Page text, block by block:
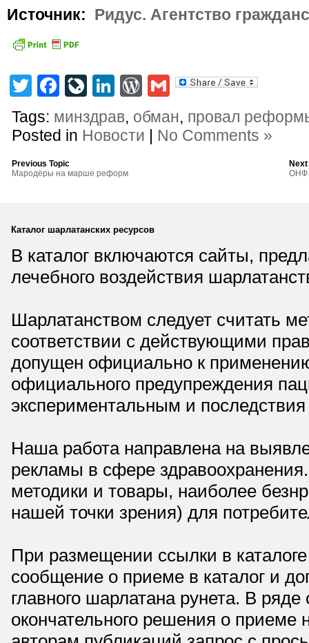
Источник: Ридус. Агентство
TwitterFacebook
LiveJournal
LinkedIn
WordPress
Gmail
Tags: минздрав, обман, провал
Posted in Новости | No Comments »
Previous Topic
Мародёры на марше реформ
ОНФ
Каталог шарлатанских ресурсов
В каталог включаются сайты,
лечебного воздействия
Шарлатанством следует считать
соответствии с действующими
допущен официально к
официального предупреждения
экспериментальным и
Наша работа направлена на
рекламы в сфере
методики и товары, наиболее
нашей точки зрения) для
При размещении ссылки в
сообщение о приеме в каталог и
главного шарлатана рунета. В
окончательного решения о приеме